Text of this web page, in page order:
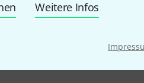
Weitere Infos